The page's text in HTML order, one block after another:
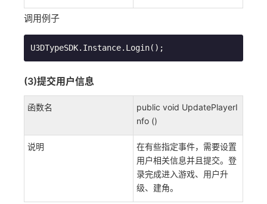
调用例子
U3DTypeSDK.Instance.Login();
(3)提交用户信息
函数名
public void UpdatePlayerI
nfo ()
说明
在有些指定事件，需要设置
用户相关信息并且提交。登
录完成进入游戏、用户升
级、建角。